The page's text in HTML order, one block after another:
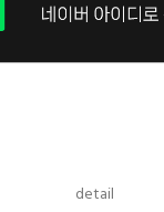
detail